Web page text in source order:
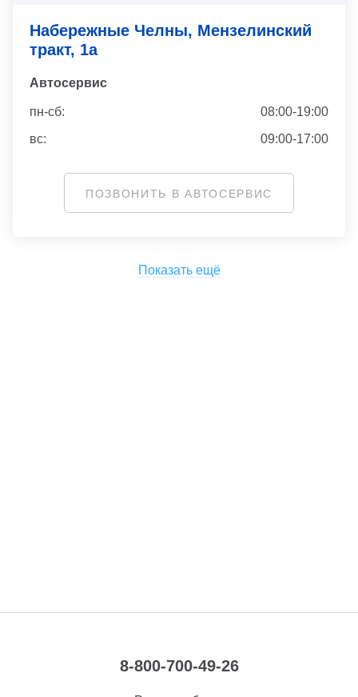
Набережные Челны, Мензелинский
тракт, 1а
Автосервис
пн-сб:
08:00-19:00
вс:
09:00-17:00
ПОЗВОНИТЬ В АВТОСЕРВИС
Показать ещё
8-800-700-49-26